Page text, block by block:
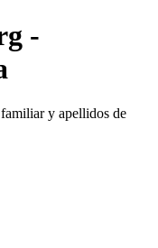
-
y apellidos de